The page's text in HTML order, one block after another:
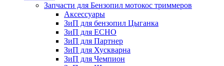
Запчасти для Бензопил мотокос триммеров
Аксессуары
ЗиП для бензопил Цыганка
ЗиП для ЕСНО
ЗиП для Партнер
ЗиП для Хускварна
ЗиП для Чемпион